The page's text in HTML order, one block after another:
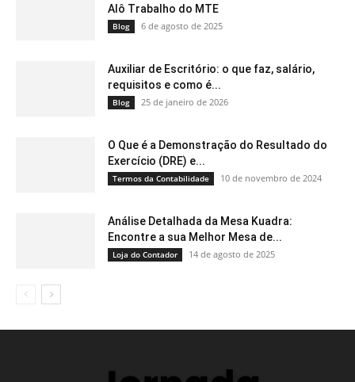
Alô Trabalho do MTE
Blog 6 de agosto de 2025
Auxiliar de Escritório: o que faz, salário,
requisitos e como é...
Blog 25 de janeiro de 2026
O Que é a Demonstração do Resultado do
Exercício (DRE) e...
Termos da Contabilidade 10 de novembro de 2024
Análise Detalhada da Mesa Kuadra:
Encontre a sua Melhor Mesa de...
Loja do Contador 14 de agosto de 2025